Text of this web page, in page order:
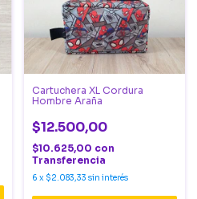
Cartuchera XL Cordura
Hombre Araña
$12.500,00
$10.625,00 con
Transferencia
6 x $2.083,33 sin interés